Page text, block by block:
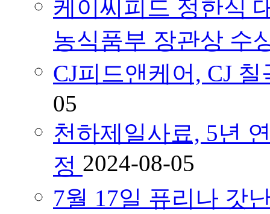
케이씨피드 정한식
농식품부 장관상 수
CJ피드앤케어, CJ
05
천하제일사료, 5년
정 2024-08-05
7월 17일 퓨리나 갓